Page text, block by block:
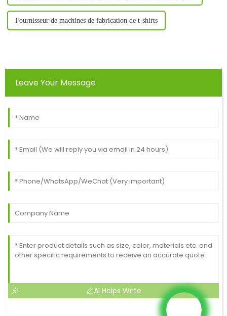
Fournisseur de machines de fabrication de t-shirts
Leave Your Message
AI Helps Write